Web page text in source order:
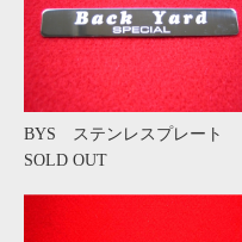
BYS ステンレスプレート
SOLD OUT